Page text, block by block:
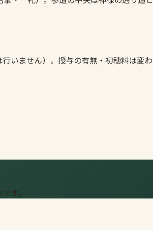
いません）。授与の有無・初穂料は変
す。